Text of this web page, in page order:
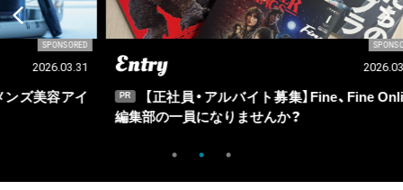
イ
Entry
PR
【正社員・アルバイト募集】Fine、Fine Online
編集部の一員になりませんか？
PR